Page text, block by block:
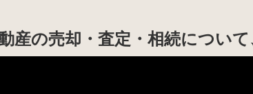
産の売却・査定・相続につい